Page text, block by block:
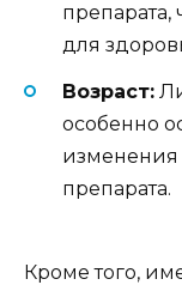
для
Возраст:
особенно
изменения
препарата.
Кроме того,